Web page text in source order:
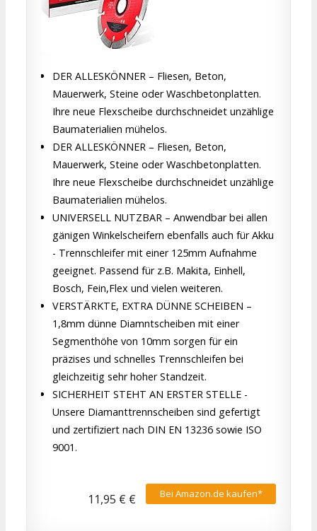
DER ALLESKÖNNER – Fliesen, Beton,
Mauerwerk, Steine oder Waschbetonplatten.
Ihre neue Flexscheibe durchschneidet unzählige
Baumaterialien mühelos.
DER ALLESKÖNNER – Fliesen, Beton,
Mauerwerk, Steine oder Waschbetonplatten.
Ihre neue Flexscheibe durchschneidet unzählige
Baumaterialien mühelos.
UNIVERSELL NUTZBAR – Anwendbar bei allen
gänigen Winkelscheifern ebenfalls auch für Akku
- Trennschleifer mit einer 125mm Aufnahme
geeignet. Passend für z.B. Makita, Einhell,
Bosch, Fein,Flex und vielen weiteren.
VERSTÄRKTE, EXTRA DÜNNE SCHEIBEN –
1,8mm dünne Diamntscheiben mit einer
Segmenthöhe von 10mm sorgen für ein
präzises und schnelles Trennschleifen bei
gleichzeitig sehr hoher Standzeit.
SICHERHEIT STEHT AN ERSTER STELLE -
Unsere Diamanttrennscheiben sind gefertigt
und zertifiziert nach DIN EN 13236 sowie ISO
9001.
Bei Amazon.de kaufen*
11,95 € €